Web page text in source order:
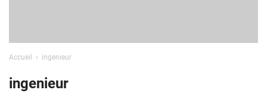
Accueil ingenieur
ingenieur